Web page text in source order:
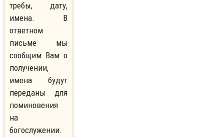
требы, дату,
имена. В
ответном
письме мы
сообщим Вам о
получении,
имена будут
переданы для
поминовения
на
богослужении.